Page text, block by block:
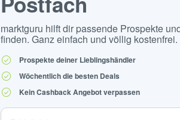
marktguru hilft dir passende Prospekte
finden. Ganz einfach und völlig kostenfrei.
Prospekte deiner Lieblingshändler
Wöchentlich die besten Deals
Kein Cashback Angebot verpassen